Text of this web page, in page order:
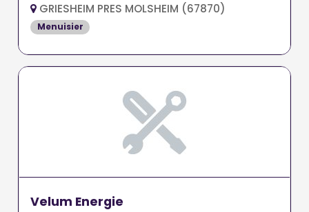
GRIESHEIM PRES MOLSHEIM (67870)
Menuisier
Velum Energie